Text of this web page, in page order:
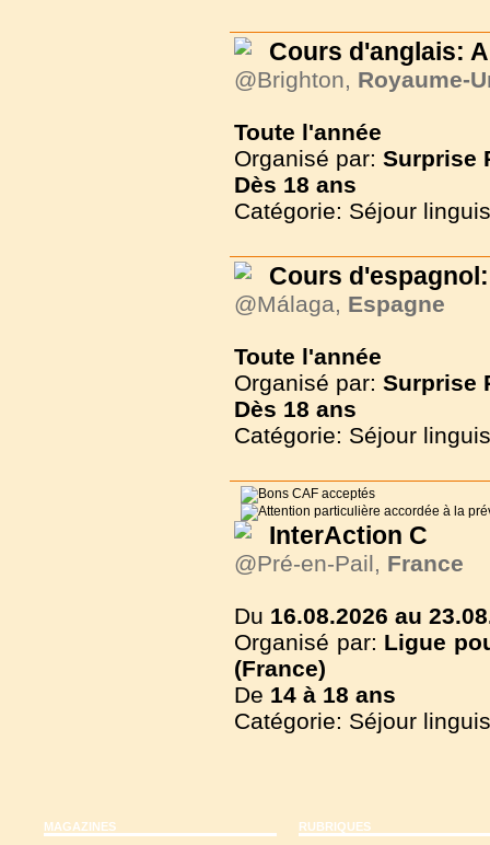
Cours d'anglais:
@Brighton, Royaume-
Toute l'année
Organisé par: Surprise
Dès 18 ans
Catégorie: Séjour
Cours
@Málaga, Espagne
Toute l'année
Organisé par: Surprise
Dès 18 ans
Catégorie: Séjour
InterAction C
@Pré-en-Pail, France
Du 16.08.2026 au
Organisé par: Ligue
(France)
De 14 à 18 ans
Catégorie: Séjour
MAGAZINES RUBRIQUES